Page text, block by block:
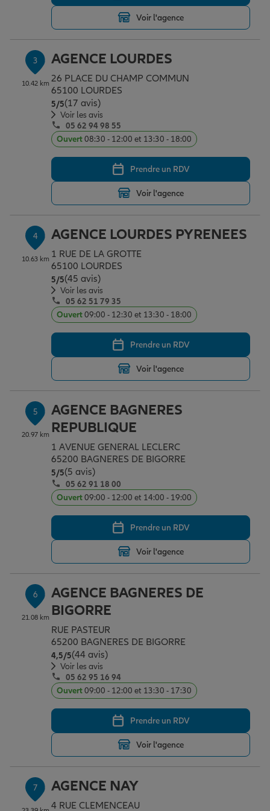
Garantie des accidents de la vie
Assurance scolaire
Protection juridique
Tous nos devis d'assurance
Voir l'agence
3
10.42 km
AGENCE LOURDES
26 PLACE DU CHAMP COMMUN
65100 LOURDES
5/5Note de 5 sur 5
(17 avis)
Voir les avis
05 62 94 98 55
Ouvert08:30 - 12:00 et 13:30 - 18:00
Prendre un RDV
Voir l'agence
4
10.63 km
AGENCE LOURDES PYRENEES
1 RUE DE LA GROTTE
65100 LOURDES
5/5Note de 5 sur 5
(45 avis)
Voir les avis
05 62 51 79 35
Ouvert09:00 - 12:30 et 13:30 - 18:00
Prendre un RDV
Voir l'agence
5
20.97 km
AGENCE BAGNERES
REPUBLIQUE
1 AVENUE GENERAL LECLERC
65200 BAGNERES DE BIGORRE
5/5Note de 5 sur 5
(5 avis)
05 62 91 18 00
Ouvert09:00 - 12:00 et 14:00 - 19:00
Prendre un RDV
Voir l'agence
6
21.08 km
AGENCE BAGNERES DE
BIGORRE
RUE PASTEUR
65200 BAGNERES DE BIGORRE
4,5/5Note de 4.5 sur 5
(44 avis)
Voir les avis
05 62 95 16 94
Ouvert09:00 - 12:00 et 13:30 - 17:30
Prendre un RDV
Voir l'agence
7 AGENCE NAY
4 RUE CLEMENCEAU